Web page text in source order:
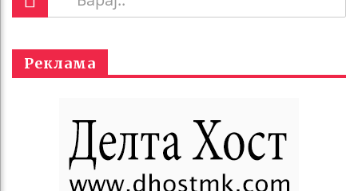
Реклама